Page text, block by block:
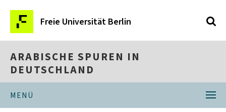
Freie Universität Berlin
ARABISCHE SPUREN IN
DEUTSCHLAND
MENÜ